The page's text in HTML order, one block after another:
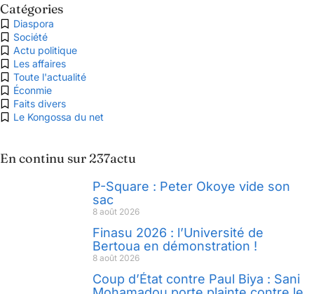
Catégories
Diaspora
Société
Actu politique
Les affaires
Toute l'actualité
Éconmie
Faits divers
Le Kongossa du net
En continu sur 237actu
P-Square : Peter Okoye vide son
sac
8 août 2026
Finasu 2026 : l’Université de
Bertoua en démonstration !
8 août 2026
Coup d’État contre Paul Biya : Sani